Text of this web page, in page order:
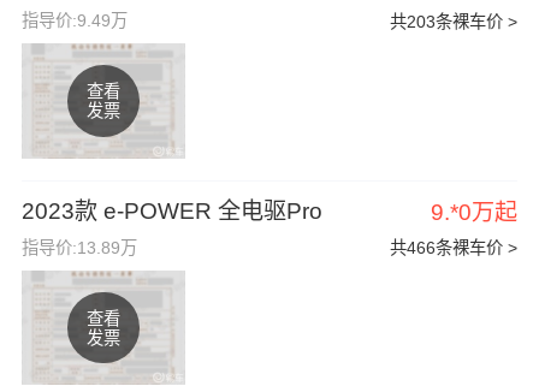
共203条裸车价 >
指导价:9.49万
查看
发票
2023款 e-POWER 全电驱Pro 9.*0万起
共466条裸车价 >
指导价:13.89万
查看
发票